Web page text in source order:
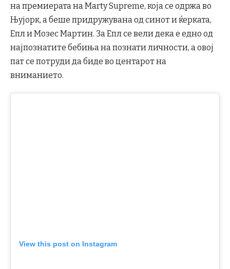
на премиерата на Marty Supreme, која се одржа во
Њујорк, а беше придружувана од синот и ќерката,
Епл и Мозес Мартин. За Епл се вели дека е едно од
најпознатите бебиња на познати личности, а овој
пат се потруди да биде во центарот на
вниманието.
View this post on Instagram